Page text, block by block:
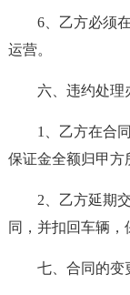
6、乙方必须
运营。
六、违约处理
1、乙方在合
保证金全额归甲方
2、乙方延期
同，并扣回车辆，
七、合同的变